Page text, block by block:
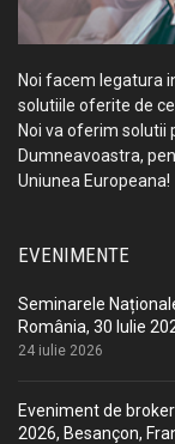
Noi facem legatura
solutiile oferite de
Noi va oferim
Dumneavoastra,
Uniunea Europeana!
EVENIMENTE
Seminarele
România, 30 Iulie
24 iulie 2026
Eveniment de
2026, Besançon,